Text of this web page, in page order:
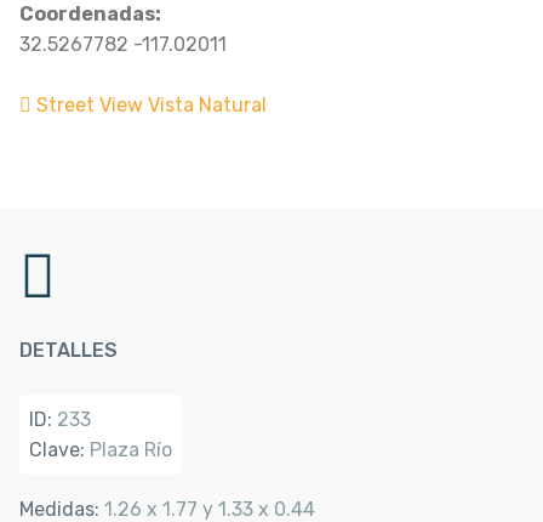
Coordenadas:
32.5267782 -117.02011
Street View Vista Natural
DETALLES
ID: 233
Clave: Plaza Río
Medidas: 1.26 x 1.77 y 1.33 x 0.44